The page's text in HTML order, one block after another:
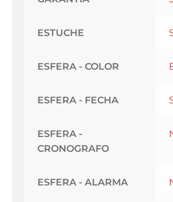
ESTUCHE
ESFERA - COLOR
ESFERA - FECHA
ESFERA -
CRONOGRAFO
ESFERA - ALARMA